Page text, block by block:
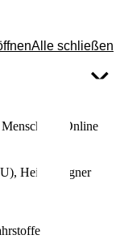
Alle schließen
/
Online
Heidi Wagner